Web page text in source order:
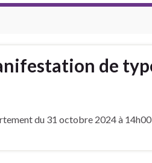
de
du 31 octobre 2024 à 14h00